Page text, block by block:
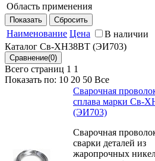
Область применения
Для сварки деталей из
работающих длительно при
Наименование Цена
В наличии
Каталог Св-ХН38ВТ (ЭИ703)
Всего страниц 1 1
Показать по: 10 20 50 Все
Сварочная
сплава марки Св-
(ЭИ703)
Сварочная
сварки деталей из
жаропрочных